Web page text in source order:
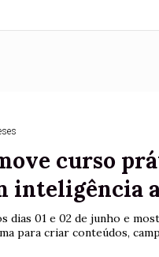
curso
inteligência
dias 01 e 02 de junho e
para criar conteúdos,